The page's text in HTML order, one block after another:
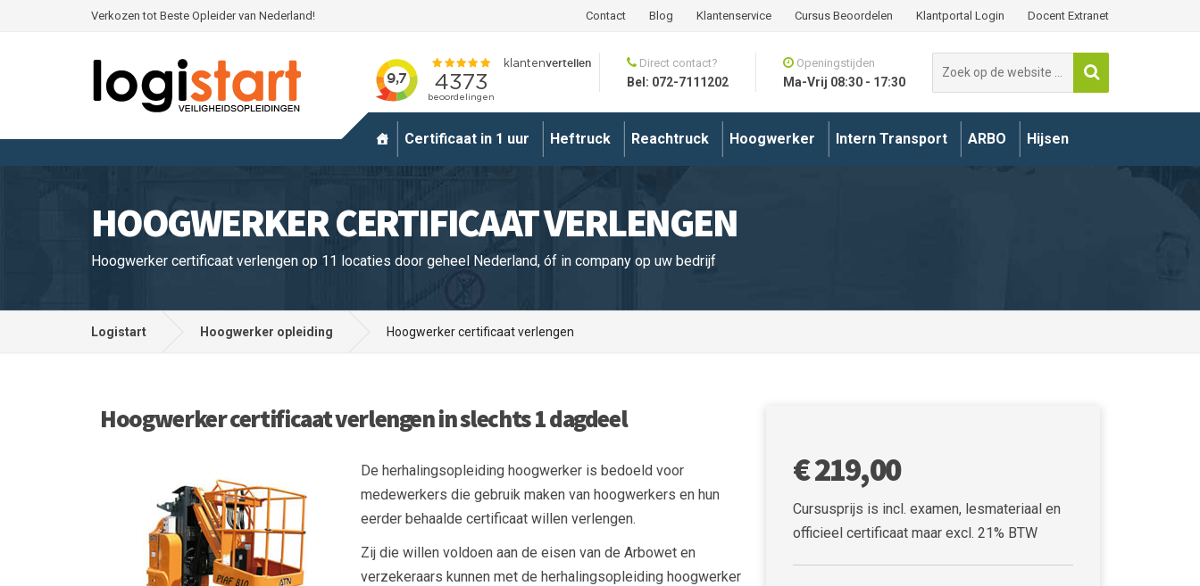
Verkozen tot Beste Opleider van Nederland! Contact Blog Klantenservice Cursus Beoordelen Klantportal Login Docent Extranet
Certificaat in 1 uur Heftruck Reachtruck Hoogwerker Intern Transport ARBO Hijsen
Direct contact?
Bel: 072-7111202
Openingstijden
Ma-Vrij 08:30 - 17:30
for:
HOOGWERKER CERTIFICAAT VERLENGEN
Hoogwerker certificaat verlengen op 11 locaties door geheel Nederland, óf in company op uw bedrijf
Logistart Hoogwerker opleiding Hoogwerker certificaat verlengen
Hoogwerker certificaat verlengen in slechts 1 dagdeel
De herhalingsopleiding hoogwerker is bedoeld voor
medewerkers die gebruik maken van hoogwerkers en hun
eerder behaalde certificaat willen verlengen.
Zij die willen voldoen aan de eisen van de Arbowet en
verzekeraars kunnen met de herhalingsopleiding hoogwerker
€ 219,00
Cursusprijs is incl. examen, lesmateriaal en
officieel certificaat maar excl. 21% BTW